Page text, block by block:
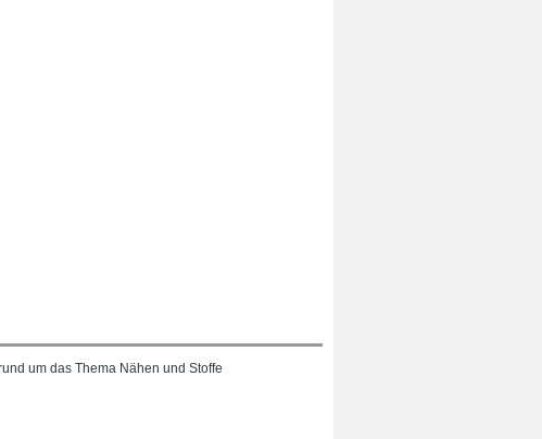
um das Thema Nähen und Stoffe